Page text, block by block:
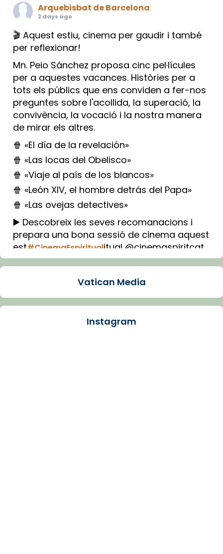
Arquebisbat de Barcelona
2 days ago
🎬 Aquest estiu, cinema per gaudir i també
per reflexionar!
Mn. Peio Sánchez proposa cinc pel·lícules
per a aquestes vacances. Històries per a
tots els públics que ens conviden a fer-nos
preguntes sobre l'acollida, la superació, la
convivència, la vocació i la nostra manera
de mirar els altres.
🍿 «El día de la revelación»
🍿 «Las locas del Obelisco»
🍿 «Viaje al país de los blancos»
🍿 «León XIV, el hombre detrás del Papa»
🍿 «Las ovejas detectives»
▶️ Descobreix les seves recomanacions i
prepara una bona sessió de cinema aquest
est#CinemaEspiritualitual @cinemaspiritcat
Imatge: Generada amb IA (OpenAI)
Arquebisbat de Barcelona
Vatican Media
Instagram